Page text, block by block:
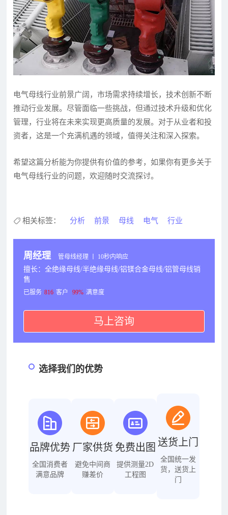
电气母线行业前景广阔，市场需求持续增长，技术创新不断
推动行业发展。尽管面临一些挑战，但通过技术升级和优化
管理，行业将在未来实现更高质量的发展。对于从业者和投
资者，这是一个充满机遇的领域，值得关注和深入探索。
希望这篇分析能为你提供有价值的参考，如果你有更多关于
电气母线行业的问题，欢迎随时交流探讨。
相关标签： 分析 前景 母线 电气 行业
周经理 管母线经理 丨 10秒内响应
擅长：全绝缘母线/半绝缘母线/铝镁合金母线/铝管母线销
售
已服务 816 客户 99% 满意度
马上咨询
选择我们的优势
品牌优势
全国消费者
满意品牌
厂家供货
避免中间商
赚差价
免费出图
提供测量2D
工程图
送货上门
全国统一发
货，送货上
门